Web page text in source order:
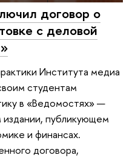
договор о
с деловой
Института медиа
студентам
в «Ведомостях» —
публикующем
и финансах.
договора,